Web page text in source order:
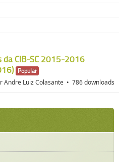
da CIB-SC 2015-2016
Popular
Andre Luiz Colasante 786 downloads